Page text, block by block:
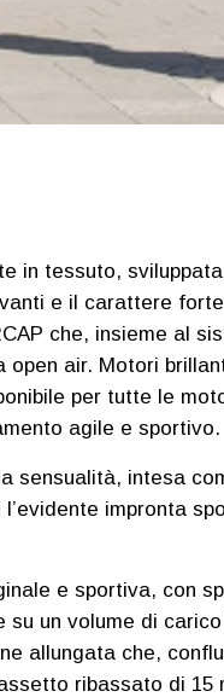
in tessuto,
e il carattere
che, insieme al
open air. Motori
per tutte le
agile e sportivo.
sensualità, intesa
impronta
e sportiva, con
un volume di
allungata che,
ribassato di 15